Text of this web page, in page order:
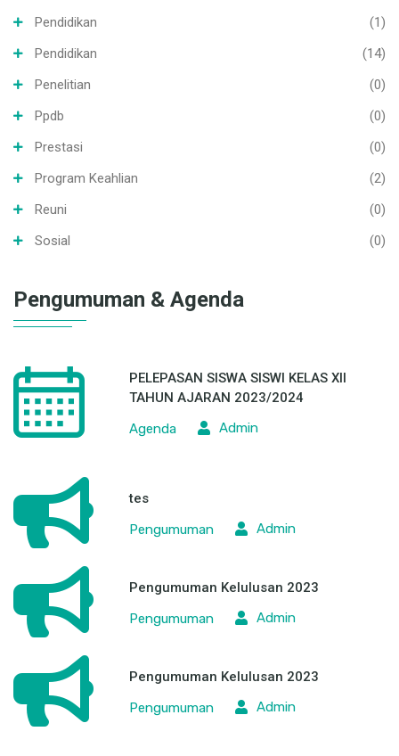
Pendidikan
(1)
Pendidikan
(14)
Penelitian
(0)
Ppdb
(0)
Prestasi
(0)
Program Keahlian
(2)
Reuni
(0)
Sosial
(0)
Pengumuman & Agenda
PELEPASAN SISWA SISWI KELAS XII
TAHUN AJARAN 2023/2024
Agenda
Admin
tes
Pengumuman
Admin
Pengumuman Kelulusan 2023
Pengumuman
Admin
Pengumuman Kelulusan 2023
Pengumuman
Admin